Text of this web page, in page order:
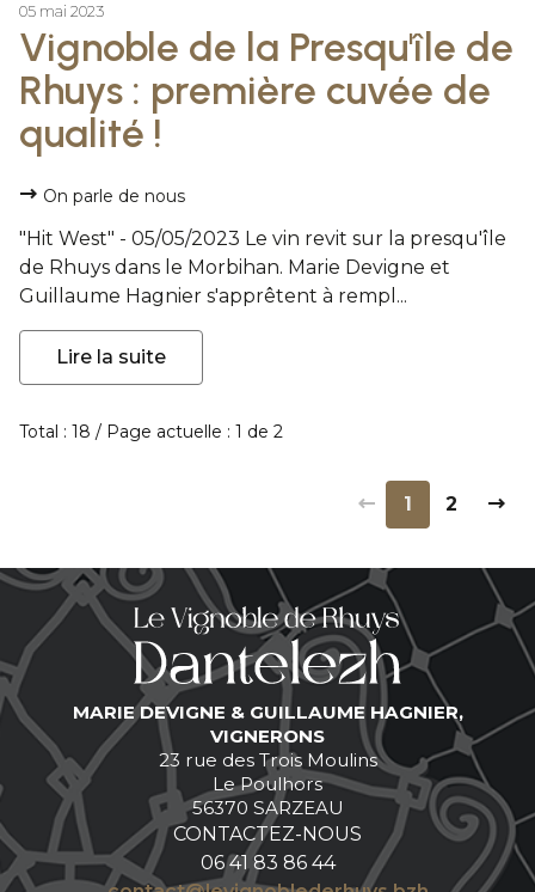
05 mai 2023
Vignoble de la Presqu'île de
Rhuys : première cuvée de
qualité !
On parle de nous
"Hit West" - 05/05/2023 Le vin revit sur la presqu'île
de Rhuys dans le Morbihan. Marie Devigne et
Guillaume Hagnier s'apprêtent à rempl...
Lire la suite
Total : 18 / Page actuelle : 1 de 2
1 2
MARIE DEVIGNE & GUILLAUME HAGNIER,
VIGNERONS
23 rue des Trois Moulins
Le Poulhors
56370 SARZEAU
CONTACTEZ-NOUS
06 41 83 86 44